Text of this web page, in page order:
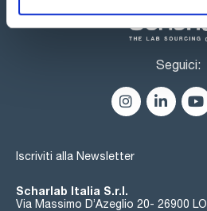
Seguici:
Iscriviti alla Newsletter
Scharlab Italia S.r.l.
Via Massimo D’Azeglio 20- 26900